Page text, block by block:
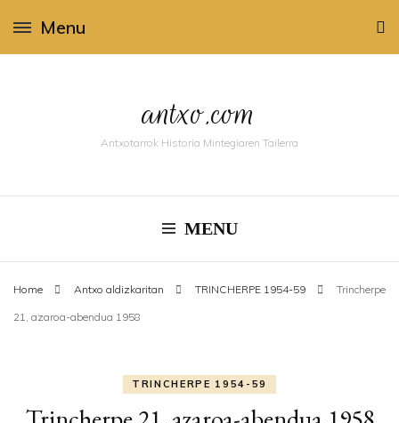
Menu
antxo.com
Antxotarrok Historia Mintegiaren Tailerra
MENU
Home Antxo aldizkaritan TRINCHERPE 1954-59 Trincherpe
21, azaroa-abendua 1958
TRINCHERPE 1954-59